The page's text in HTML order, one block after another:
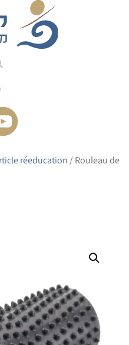
réeducation / Rouleau de